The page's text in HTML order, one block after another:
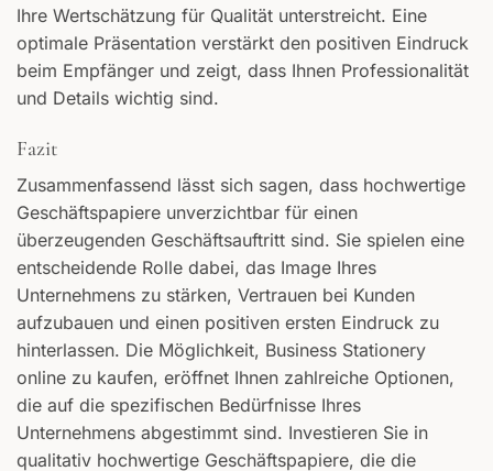
Ihre Wertschätzung für Qualität unterstreicht. Eine
optimale Präsentation verstärkt den positiven Eindruck
beim Empfänger und zeigt, dass Ihnen Professionalität
und Details wichtig sind.
Fazit
Zusammenfassend lässt sich sagen, dass hochwertige
Geschäftspapiere unverzichtbar für einen
überzeugenden Geschäftsauftritt sind. Sie spielen eine
entscheidende Rolle dabei, das Image Ihres
Unternehmens zu stärken, Vertrauen bei Kunden
aufzubauen und einen positiven ersten Eindruck zu
hinterlassen. Die Möglichkeit, Business Stationery
online zu kaufen, eröffnet Ihnen zahlreiche Optionen,
die auf die spezifischen Bedürfnisse Ihres
Unternehmens abgestimmt sind. Investieren Sie in
qualitativ hochwertige Geschäftspapiere, die die